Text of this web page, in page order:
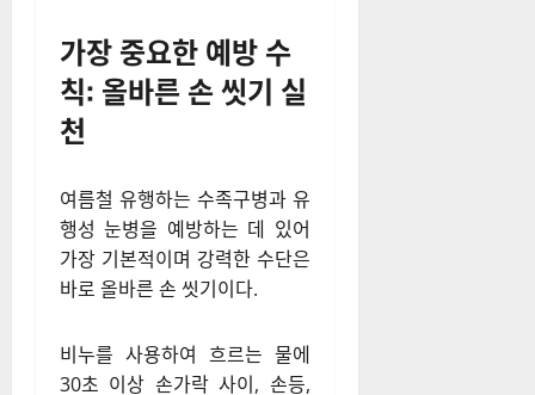
가장 중요한 예방 수
칙: 올바른 손 씻기 실
천
여름철 유행하는 수족구병과 유
행성 눈병을 예방하는 데 있어
가장 기본적이며 강력한 수단은
바로 올바른 손 씻기이다.
비누를 사용하여 흐르는 물에
30초 이상 손가락 사이, 손등,